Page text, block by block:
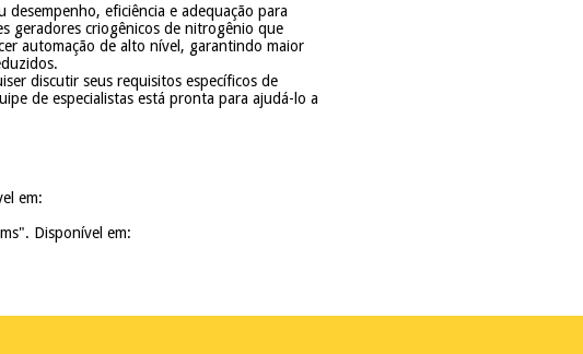
eficiência e adequação para
geradores criogênicos de nitrogênio que
automação de alto nível, garantindo maior
discutir seus requisitos específicos de
de especialistas está pronta para ajudá-lo a
em:
Disponível em: